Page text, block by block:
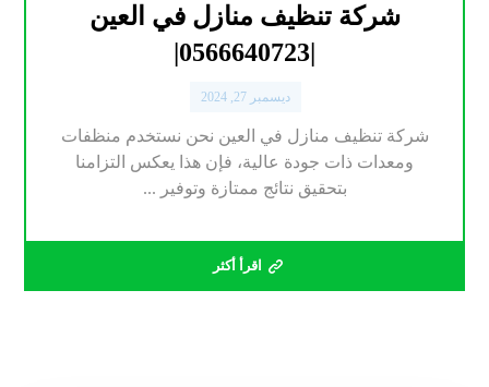
شركة تنظيف منازل في العين
|0566640723|
ديسمبر 27, 2024
شركة تنظيف منازل في العين نحن نستخدم منظفات
ومعدات ذات جودة عالية، فإن هذا يعكس التزامنا
بتحقيق نتائج ممتازة وتوفير ...
اقرأ أكثر